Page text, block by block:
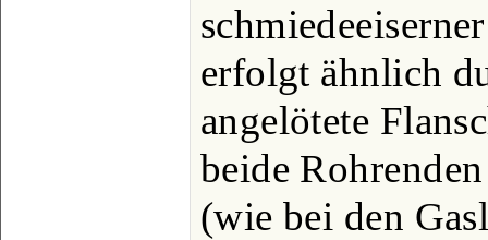
erfolgt ähnlich
angelötete
beide
(wie bei den